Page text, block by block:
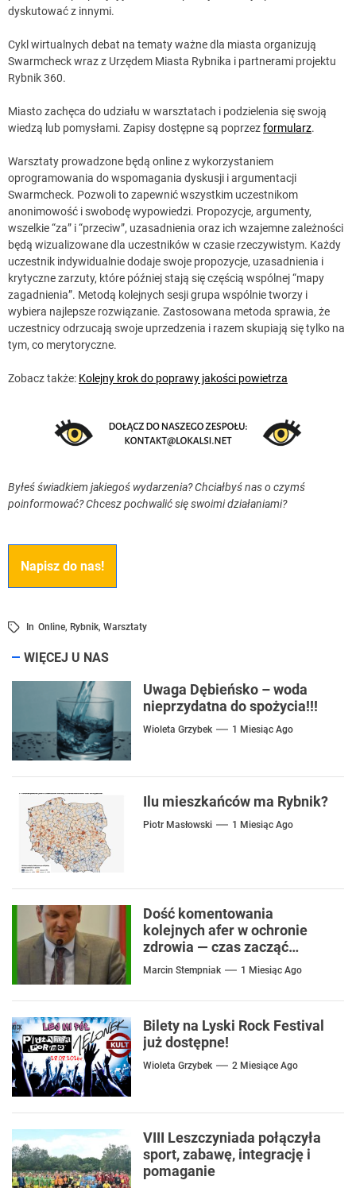
dyskutować z innymi.
Cykl wirtualnych debat na tematy ważne dla miasta organizują
Swarmcheck wraz z Urzędem Miasta Rybnika i partnerami projektu
Rybnik 360.
Miasto zachęca do udziału w warsztatach i podzielenia się swoją
wiedzą lub pomysłami. Zapisy dostępne są poprzezformularz.
Warsztaty prowadzone będą online z wykorzystaniem
oprogramowania do wspomagania dyskusji i argumentacji
Swarmcheck. Pozwoli to zapewnić wszystkim uczestnikom
anonimowość i swobodę wypowiedzi. Propozycje, argumenty,
wszelkie “za” i “przeciw”, uzasadnienia oraz ich wzajemne zależności
będą wizualizowane dla uczestników w czasie rzeczywistym. Każdy
uczestnik indywidualnie dodaje swoje propozycje, uzasadnienia i
krytyczne zarzuty, które później stają się częścią wspólnej “mapy
zagadnienia”. Metodą kolejnych sesji grupa wspólnie tworzy i
wybiera najlepsze rozwiązanie. Zastosowana metoda sprawia, że
uczestnicy odrzucają swoje uprzedzenia i razem skupiają się tylko na
tym, co merytoryczne.
Zobacz także: Kolejny krok do poprawy jakości powietrza
Byłeś świadkiem jakiegoś wydarzenia? Chciałbyś nas o czymś
poinformować? Chcesz pochwalić się swoimi działaniami?
Napisz do nas!
In Online, Rybnik, Warsztaty
WIĘCEJ U NAS
Uwaga Dębieńsko – woda
nieprzydatna do spożycia!!!
Wioleta Grzybek 1 Miesiąc Ago
Ilu mieszkańców ma Rybnik?
Piotr Masłowski 1 Miesiąc Ago
Dość komentowania
kolejnych afer w ochronie
zdrowia — czas zacząć
mówić o rozwiązaniach
Marcin Stempniak 1 Miesiąc Ago
Bilety na Lyski Rock Festival
już dostępne!
Wioleta Grzybek 2 Miesiące Ago
VIII Leszczyniada połączyła
sport, zabawę, integrację i
pomaganie